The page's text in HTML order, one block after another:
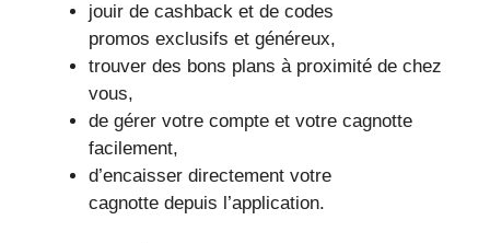
jouir de cashback et de codes
promos exclusifs et généreux,
trouver des bons plans à proximité de chez
vous,
de gérer votre compte et votre cagnotte
facilement,
d’encaisser directement votre
cagnotte depuis l’application.